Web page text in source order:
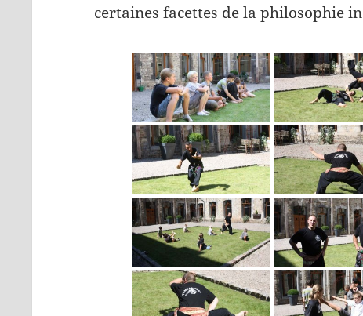
certaines facettes de la philosophie